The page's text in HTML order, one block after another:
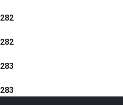
282
282
283
283